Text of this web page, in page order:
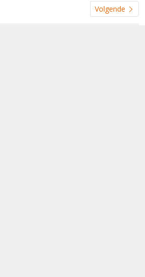
Volgende